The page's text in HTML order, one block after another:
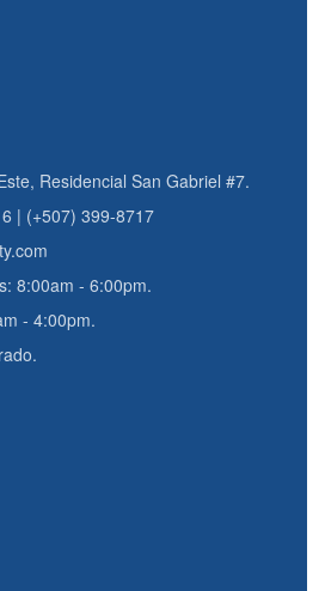
Residencial San Gabriel #7.
| (+507) 399-8717
8:00am - 6:00pm.
- 4:00pm.